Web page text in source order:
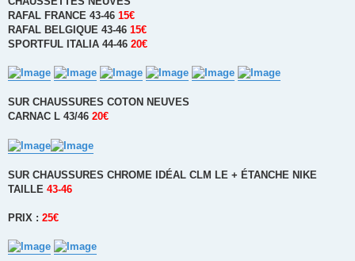
RAFAL FRANCE 43-46 15€
RAFAL BELGIQUE 43-46 15€
SPORTFUL ITALIA 44-46 20€
SUR CHAUSSURES COTON NEUVES
CARNAC L 43/46 20€
SUR CHAUSSURES CHROME IDÉAL CLM LE + ÉTANCHE NIKE
TAILLE 43-46
PRIX : 25€